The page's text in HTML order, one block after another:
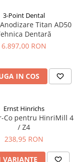
3-Point Dental
Titan AD50
Dentară
6.897,00 RON
IN COS
Ernst Hinrichs
Co pentru HinriMill 4
/ Z4
238,95 RON
VARIANTE